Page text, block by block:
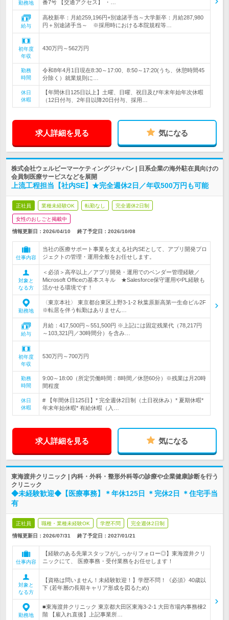
勤務地 番7号 【交通アクセス】 ・…
給与
高校新卒：月給259,196円+別途諸手当～大学新卒：月給287,980
円＋別途諸手当～ ※採用時における本院規程等…
初年度
年収
430万円～562万円
勤務
時間
令和8年4月1日現在8:30～17:00、8:50～17:20(うち、休憩時間45
分除く）就業規則に…
休日
休暇
【年間休日125日以上】土曜、日曜、祝日及び年末年始年次休暇
（12日付与、2年目以降20日付与、採用…
求人詳細を見る 気になる
株式会社ウェルビーマーケティングジャパン | 日系企業の海外駐在員向けの
会員制医療サービスなどを展開
上流工程担当【社内SE】★完全週休2日／年収500万円も可能
正社員 業種未経験OK 転勤なし 完全週休2日制
女性のおしごと掲載中
情報更新日：2026/04/10 終了予定日： 2026/10/08
仕事内容
当社の医療サポート事業を支える社内SEとして、アプリ開発プロ
ジェクトの管理・運用全般をお任せします。
対象と
なる方
＜必須＞高卒以上／アプリ開発・運用でのベンダー管理経験／
Microsoft Officeの基本スキル ★Salesforce保守運用やPL経験も
活かせる環境です！
勤務地
〈東京本社〉 東京都台東区上野3-1-2 秋葉原新高第一生命ビル2F
※転居を伴う転勤はありません…
給与
月給：417,500円～551,500円 ※上記には固定残業代（78,217円
～103,321円／30時間分）を含み…
初年度
年収
530万円～700万円
勤務
時間
9:00～18:00（所定労働時間：8時間／休憩60分）※残業は月20時
間程度
休日
休暇
# 【年間休日125日】* 完全週休2日制（土日祝休み）* 夏期休暇*
年末年始休暇* 有給休暇（入…
求人詳細を見る 気になる
東海渡井クリニック | 内科・外科・整形外科等の診療や企業健康診断を行う
クリニック
◆未経験歓迎◆【医療事務】＊年休125日 ＊完休2日 ＊住宅手当
有
正社員 職種・業種未経験OK 学歴不問 完全週休2日制
情報更新日：2026/07/31 終了予定日： 2027/01/21
仕事内容
【経験のある先輩スタッフがしっかりフォロー◎】東海渡井クリ
ニックにて、 医療事務・受付業務をお任せします！
対象と
なる方
【資格は問いません！未経験歓迎！】学歴不問！《必須》40歳以
下 (若年層の長期キャリア形成を図るため)
勤務地
■東海渡井クリニック 東京都大田区東海3-2-1 大田市場内事務棟2
階 【雇入れ直後】上記事業所…